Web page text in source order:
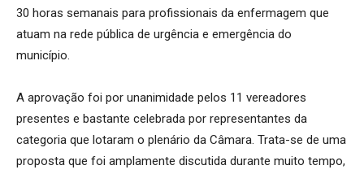
30 horas semanais para profissionais da enfermagem que
atuam na rede pública de urgência e emergência do
município.
A aprovação foi por unanimidade pelos 11 vereadores
presentes e bastante celebrada por representantes da
categoria que lotaram o plenário da Câmara. Trata-se de uma
proposta que foi amplamente discutida durante muito tempo,